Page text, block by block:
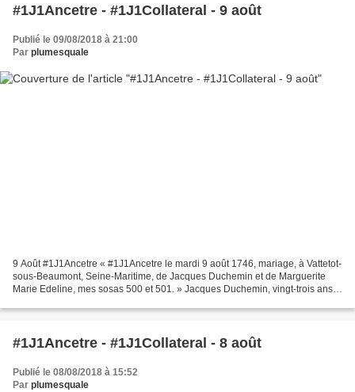
#1J1Ancetre - #1J1Collateral - 9 août
Publié le 09/08/2018 à 21:00
Par plumesquale
9 Août #1J1Ancetre « #1J1Ancetre le mardi 9 août 1746, mariage, à Vattetot-
sous-Beaumont, Seine-Maritime, de Jacques Duchemin et de Marguerite
Marie Edeline, mes sosas 500 et 501. » Jacques Duchemin, vingt-trois ans,
#1J1Ancetre - #1J1Collateral - 8 août
Publié le 08/08/2018 à 15:52
Par plumesquale